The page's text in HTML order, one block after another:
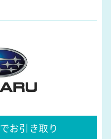
でお引き取り